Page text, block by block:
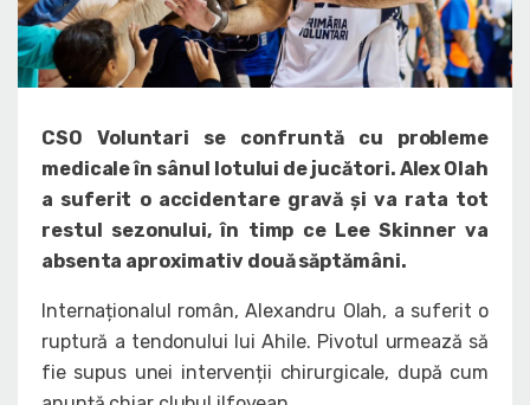
CSO Voluntari se confruntă cu probleme
medicale în sânul lotului de jucători. Alex Olah
a suferit o accidentare gravă și va rata tot
restul sezonului, în timp ce Lee Skinner va
absenta aproximativ două săptămâni.
Internaționalul român, Alexandru Olah, a suferit o
ruptură a tendonului lui Ahile. Pivotul urmează să
fie supus unei intervenții chirurgicale, după cum